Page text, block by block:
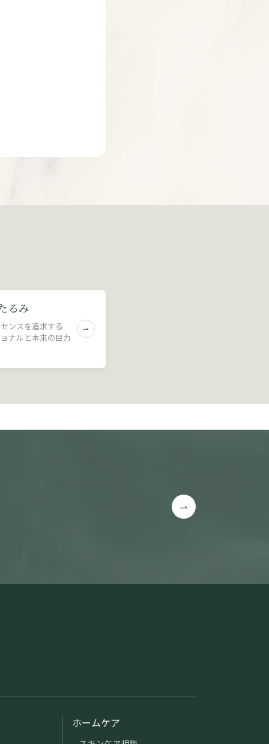
るみ
ンスを追求する
ナルと本来の目力
ホームケア